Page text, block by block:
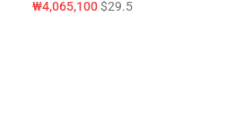
₩4,065,100$29.5